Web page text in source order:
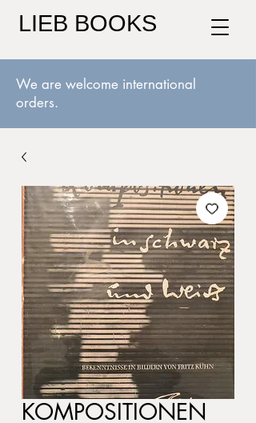
LIEB BOOKS
We are welcome international
orders.
KOMPOSITIONEN